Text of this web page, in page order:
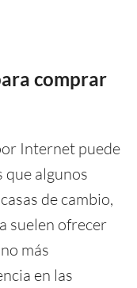
comprar
Internet puede
algunos
de cambio,
suelen ofrecer
más
en las